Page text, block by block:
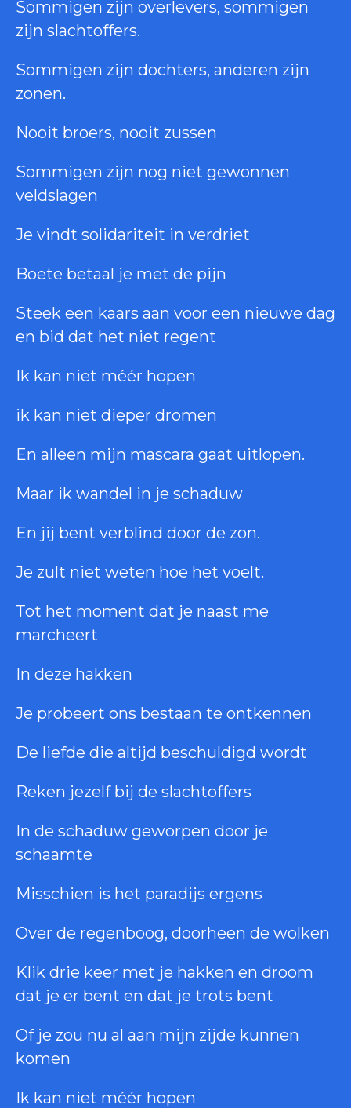
Sommigen zijn overlevers, sommigen
zijn slachtoffers.
Sommigen zijn dochters, anderen zijn
zonen.
Nooit broers, nooit zussen
Sommigen zijn nog niet gewonnen
veldslagen
Je vindt solidariteit in verdriet
Boete betaal je met de pijn
Steek een kaars aan voor een nieuwe dag
en bid dat het niet regent
Ik kan niet méér hopen
ik kan niet dieper dromen
En alleen mijn mascara gaat uitlopen.
Maar ik wandel in je schaduw
En jij bent verblind door de zon.
Je zult niet weten hoe het voelt.
Tot het moment dat je naast me
marcheert
In deze hakken
Je probeert ons bestaan ​​te ontkennen
De liefde die altijd beschuldigd wordt
Reken jezelf bij de slachtoffers
In de schaduw geworpen door je
schaamte
Misschien is het paradijs ergens
Over de regenboog, doorheen de wolken
Klik drie keer met je hakken en droom
dat je er bent en dat je trots bent
Of je zou nu al aan mijn zijde kunnen
komen
Ik kan niet méér hopen